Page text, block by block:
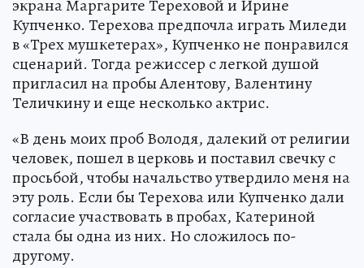
экрана Маргарите Тереховой и Ирине
Купченко. Терехова предпочла играть Миледи
в «Трех мушкетерах», Купченко не понравился
сценарий. Тогда режиссер с легкой душой
пригласил на пробы Алентову, Валентину
Теличкину и еще несколько актрис.
«В день моих проб Володя, далекий от религии
человек, пошел в церковь и поставил свечку с
просьбой, чтобы начальство утвердило меня на
эту роль. Если бы Терехова или Купченко дали
согласие участвовать в пробах, Катериной
стала бы одна из них. Но сложилось по-
другому.